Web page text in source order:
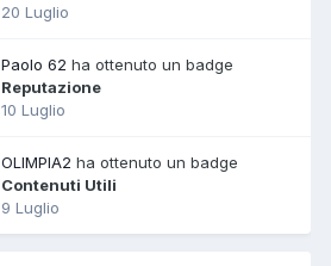
20 Luglio
Paolo 62 ha ottenuto un badge
Reputazione
10 Luglio
OLIMPIA2 ha ottenuto un badge
Contenuti Utili
9 Luglio